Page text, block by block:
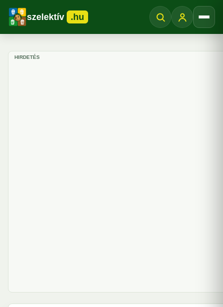
szelektív .hu
HIRDETÉS